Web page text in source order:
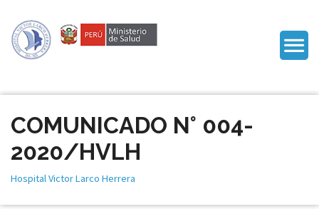
COMUNICADO N° 004-
2020/HVLH
Hospital Victor Larco Herrera